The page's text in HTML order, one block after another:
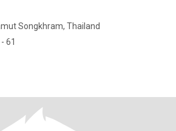
Songkhram, Thailand
61